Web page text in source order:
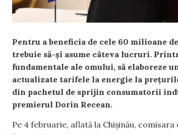
Pentru a beneficia de cele 60 milioane
trebuie să-și asume câteva lucruri.
fundamentale ale omului, să elaboreze
actualizate tarifele la energie la
din pachetul de sprijin consumatorii
premierul Dorin Recean.
Pe 4 februarie, aflată la Chișinău,